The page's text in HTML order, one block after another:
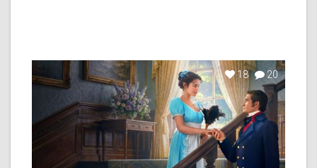
18 20